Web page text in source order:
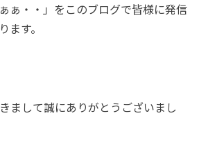
ぁ・・」をこのブログで皆様に発信
ます。
まして誠にありがとうございまし